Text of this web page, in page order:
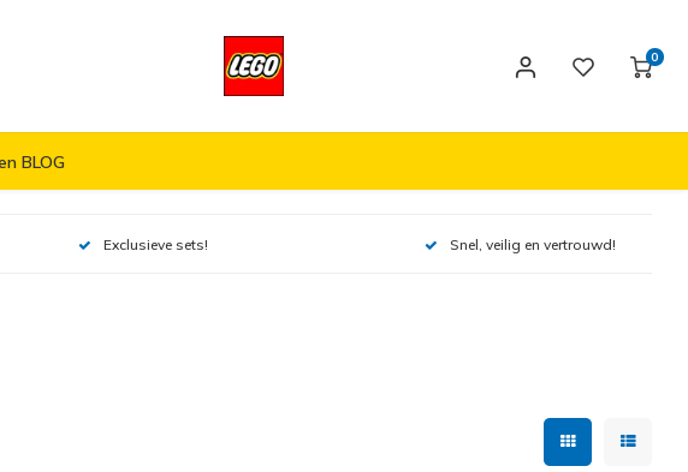
0
BLOG
Exclusieve sets! Snel, veilig en vertrouwd!